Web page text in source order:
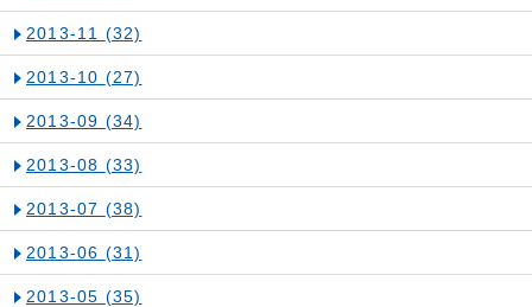
2013-11 (32)
2013-10 (27)
2013-09 (34)
2013-08 (33)
2013-07 (38)
2013-06 (31)
2013-05 (35)